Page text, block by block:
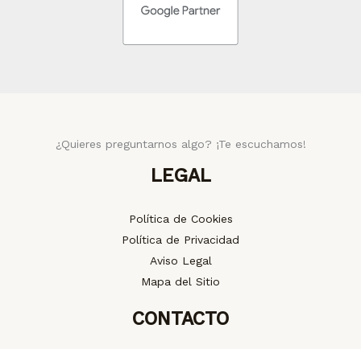
¿Quieres preguntarnos algo? ¡Te escuchamos!
LEGAL
Política de Cookies
Política de Privacidad
Aviso Legal
Mapa del Sitio
CONTACTO